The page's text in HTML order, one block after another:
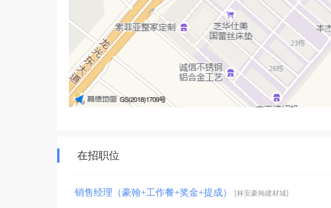
在招职位
销售经理（豪翰+工作餐+奖金+提成） [林安豪翰建材城]